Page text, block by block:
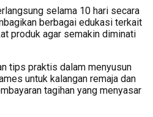
selama 10 hari secara
berbagai edukasi terkait
produk agar semakin diminati
tips praktis dalam menyusun
untuk kalangan remaja dan
tagihan yang menyasar